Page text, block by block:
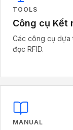
TOOLS
Công cụ Kết
Các công cụ dựa
đọc RFID.
MANUAL